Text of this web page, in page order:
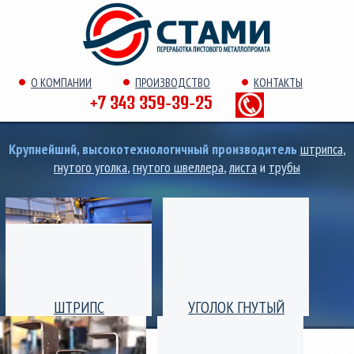
О КОМПАНИИ ПРОИЗВОДСТВО КОНТАКТЫ
+7 343 359-39-25
Крупнейший, высокотехнологичный производительштрипса,
гнутого уголка,гнутого швеллера,листаи трубы
ШТРИПС
Производство штрипс
(лента) толщиной от 0,25
УГОЛОК ГНУТЫЙ